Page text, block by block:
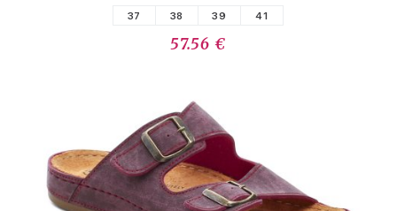
37 38 39 41
57.56 €